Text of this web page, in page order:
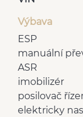
Výbava
ESP
manuální
ASR
imobilizér
posilovač
elektricky